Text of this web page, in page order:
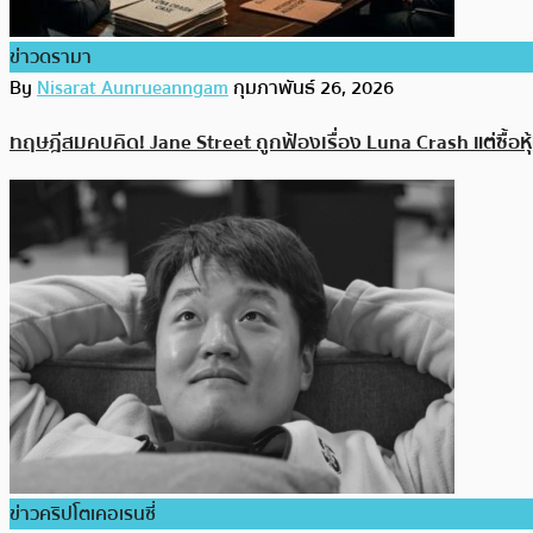
ข่าวดรามา
ByNisarat Aunrueanngamกุมภาพันธ์ 26, 2026
ทฤษฎีสมคบคิด! Jane Street ถูกฟ้องเรื่อง Luna Crash แต่ซื้อ
ข่าวคริปโตเคอเรนซี่